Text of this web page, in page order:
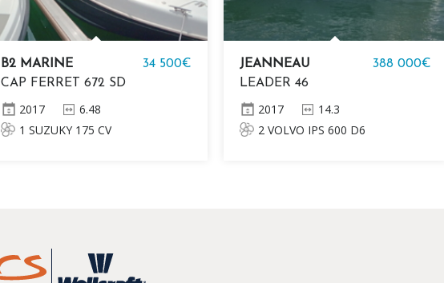
B2 MARINE
CAP FERRET 672 SD
34 500€
2017
6.48
1 SUZUKY 175 CV
JEANNEAU
LEADER 46
388 000€
2017
14.3
2 VOLVO IPS 600 D6